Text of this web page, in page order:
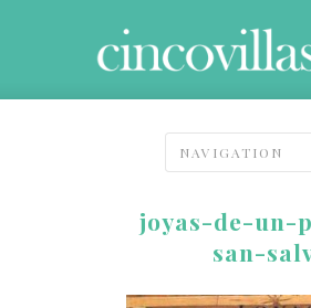
joyas-de-un-
san-